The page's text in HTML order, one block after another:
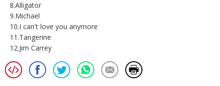
8.Alligator
9.Michael
10.I can't love you anymore
11.Tangerine
12.Jim Carrey